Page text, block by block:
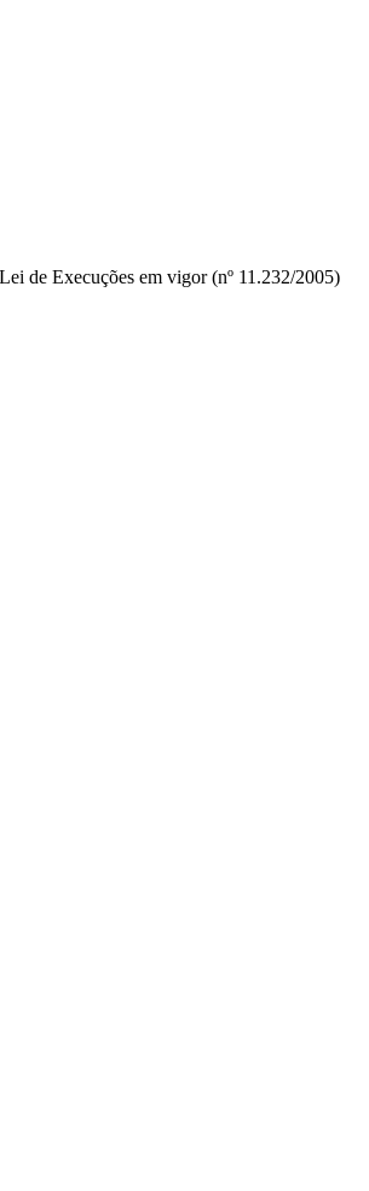
de Execuções em vigor (nº 11.232/2005)